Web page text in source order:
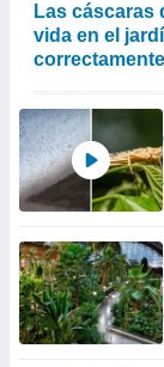
Las cáscaras
vida en el